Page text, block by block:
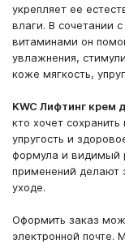
укрепляет ее
влаги. В сочетании
витаминами он
увлажнения,
коже мягкость,
KWC Лифтинг крем
кто хочет
упругость и
формула и видимый
применений делают
уходе.
Оформить заказ
электронной почте.